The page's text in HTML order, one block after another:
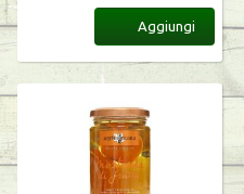
Aggiungi